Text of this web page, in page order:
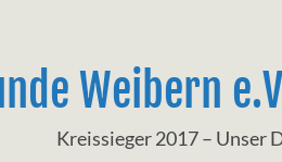
Weibern
Kreissieger 2017 – Unser